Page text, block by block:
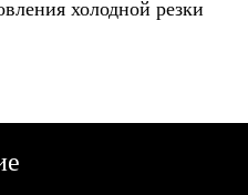
холодной резки